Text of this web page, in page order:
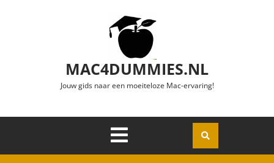
MAC4DUMMIES.NL
Jouw gids naar een moeiteloze Mac-ervaring!
Openen